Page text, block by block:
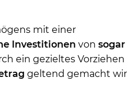
mit einer
Investitionen von sogar
ein gezieltes Vorziehen
geltend gemacht